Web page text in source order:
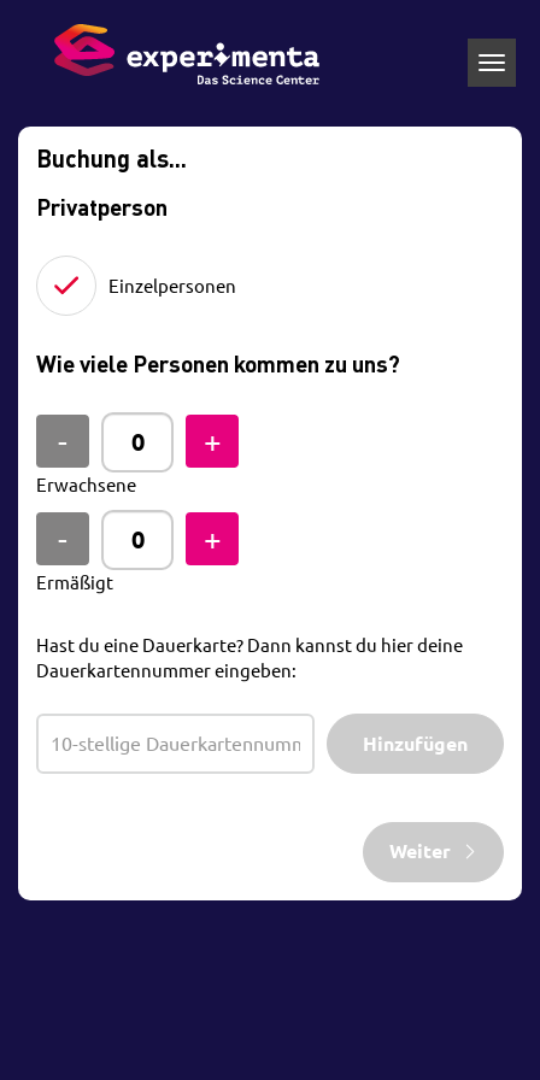
Buchung als...
Privatperson
Einzelpersonen
Wie viele Personen kommen zu uns?
Erwachsene
Ermäßigt
Hast du eine Dauerkarte? Dann kannst du hier deine
Dauerkartennummer eingeben:
Hinzufügen
Weiter